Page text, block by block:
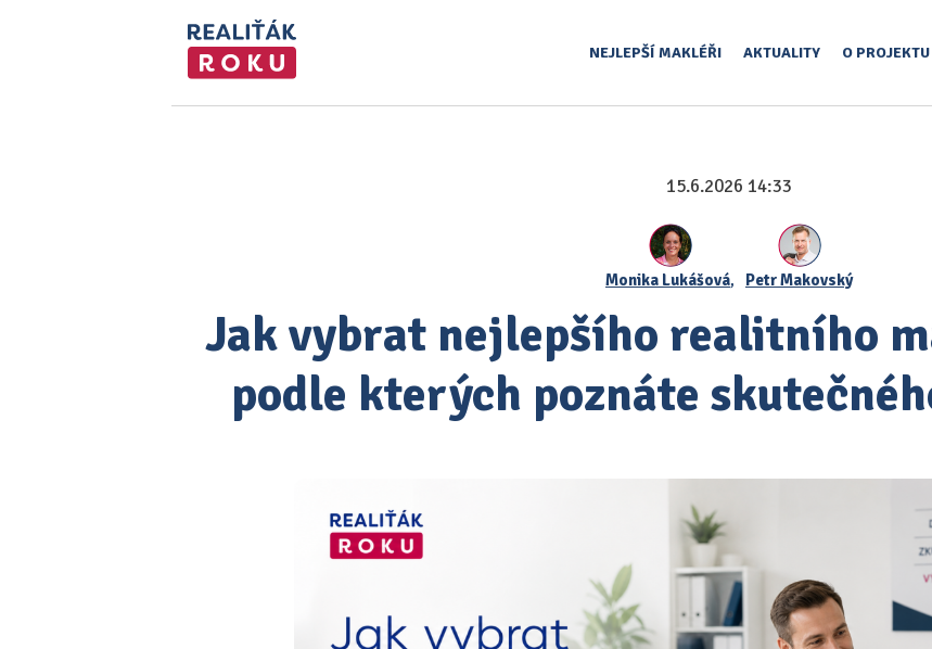
NEJLEPŠÍ MAKLÉŘI AKTUALITY O PROJEKTU
15.6.2026 14:33
Monika Lukášová, Petr Makovský
Jak vybrat nejlepšího realitního
podle kterých poznáte